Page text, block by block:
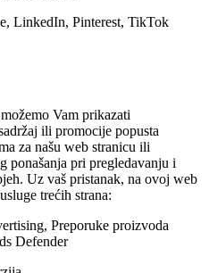
LinkedIn, Pinterest, TikTok
Vam prikazati
ili promocije popusta
za našu web stranicu ili
ponašanja pri pregledavanju i
Uz vaš pristanak, na ovoj web
trećih strana:
Preporuke proizvoda
Defender